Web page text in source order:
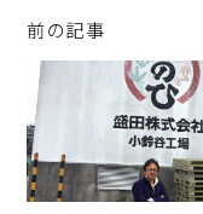
Li
n
k
o
o
k
前の記事